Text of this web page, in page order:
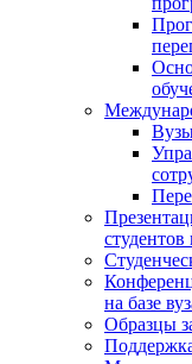
на базе
Образцы